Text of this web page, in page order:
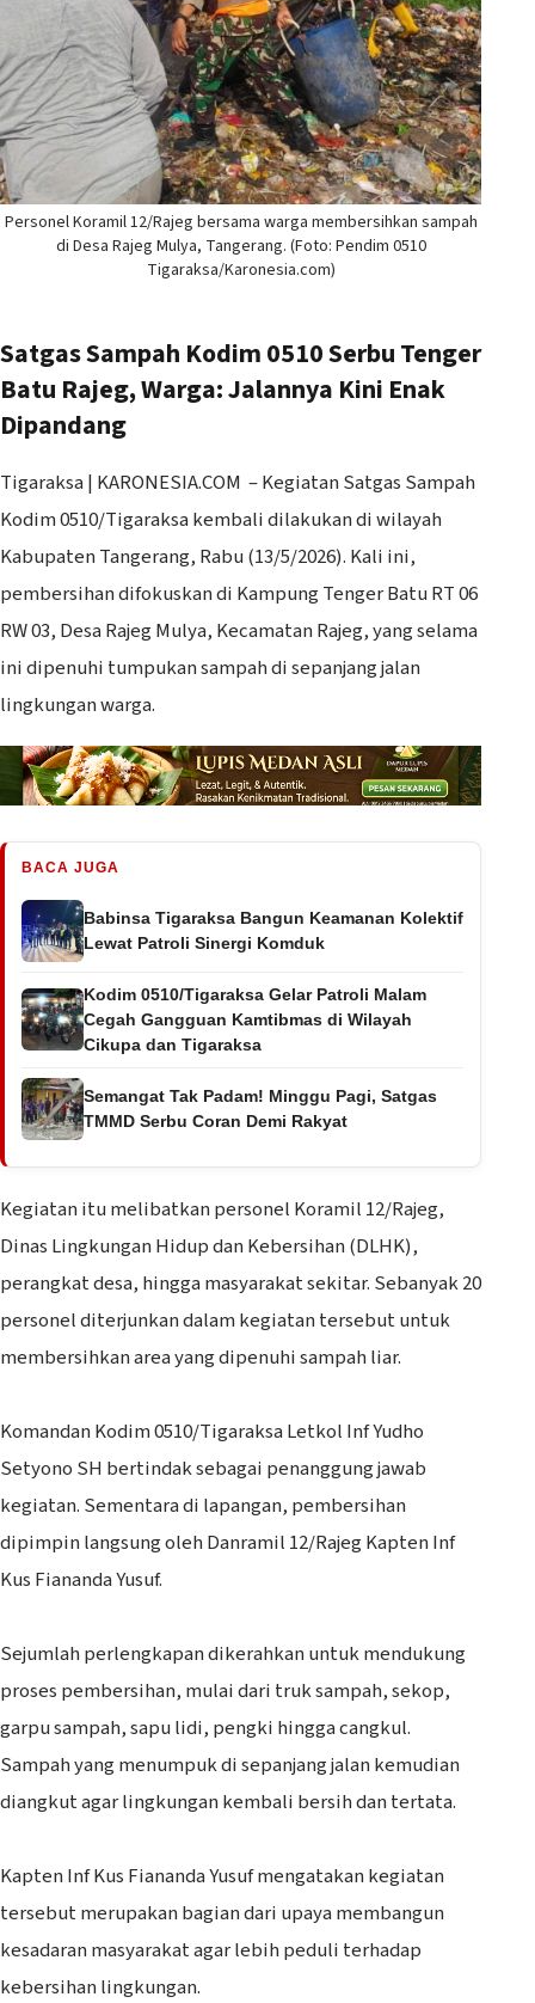
Personel Koramil 12/Rajeg bersama warga membersihkan sampah
di Desa Rajeg Mulya, Tangerang. (Foto: Pendim 0510
Tigaraksa/Karonesia.com)
Satgas Sampah Kodim 0510 Serbu Tenger
Batu Rajeg, Warga: Jalannya Kini Enak
Dipandang
Tigaraksa | KARONESIA.COM – Kegiatan Satgas Sampah
Kodim 0510/Tigaraksa kembali dilakukan di wilayah
Kabupaten Tangerang, Rabu (13/5/2026). Kali ini,
pembersihan difokuskan di Kampung Tenger Batu RT 06
RW 03, Desa Rajeg Mulya, Kecamatan Rajeg, yang selama
ini dipenuhi tumpukan sampah di sepanjang jalan
lingkungan warga.
BACA JUGA
Babinsa Tigaraksa Bangun Keamanan Kolektif
Lewat Patroli Sinergi Komduk
Kodim 0510/Tigaraksa Gelar Patroli Malam
Cegah Gangguan Kamtibmas di Wilayah
Cikupa dan Tigaraksa
Semangat Tak Padam! Minggu Pagi, Satgas
TMMD Serbu Coran Demi Rakyat
‎Kegiatan itu melibatkan personel Koramil 12/Rajeg,
Dinas Lingkungan Hidup dan Kebersihan (DLHK),
perangkat desa, hingga masyarakat sekitar. Sebanyak 20
personel diterjunkan dalam kegiatan tersebut untuk
membersihkan area yang dipenuhi sampah liar.
‎Komandan Kodim 0510/Tigaraksa Letkol Inf Yudho
Setyono SH bertindak sebagai penanggung jawab
kegiatan. Sementara di lapangan, pembersihan
dipimpin langsung oleh Danramil 12/Rajeg Kapten Inf
Kus Fiananda Yusuf.
‎Sejumlah perlengkapan dikerahkan untuk mendukung
proses pembersihan, mulai dari truk sampah, sekop,
garpu sampah, sapu lidi, pengki hingga cangkul.
Sampah yang menumpuk di sepanjang jalan kemudian
diangkut agar lingkungan kembali bersih dan tertata.
‎Kapten Inf Kus Fiananda Yusuf mengatakan kegiatan
tersebut merupakan bagian dari upaya membangun
kesadaran masyarakat agar lebih peduli terhadap
kebersihan lingkungan.